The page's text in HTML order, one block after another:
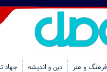
فرهنگ و هنر دین و اندیشه جهاد